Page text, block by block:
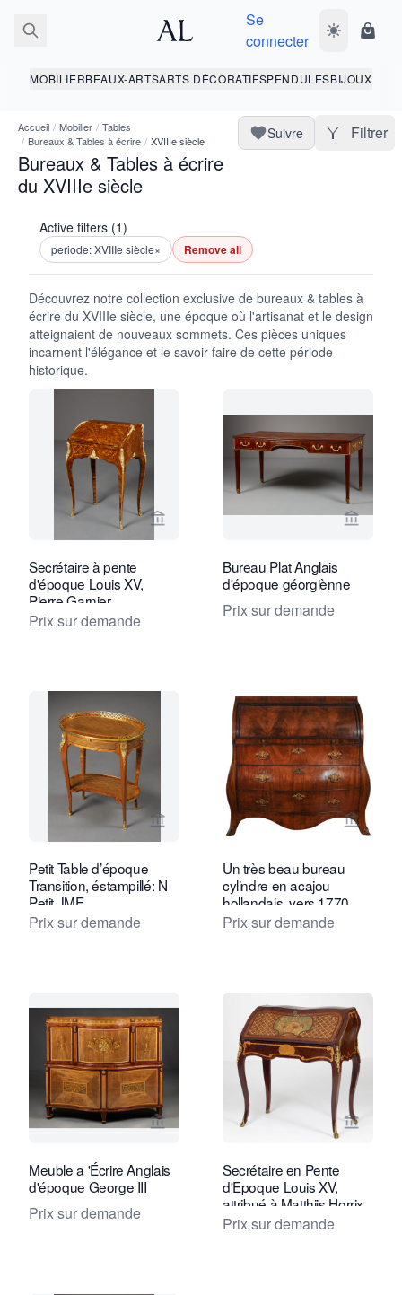
Se
connecter
Basculer le
MOBILIERBEAUX-ARTSARTS DÉCORATIFSPENDULESBIJOUX
Accueil / Mobilier / Tables
/ Bureaux & Tables à écrire / XVIIIe siècle
Bureaux & Tables à écrire
du XVIIIe siècle
Suivre Filtrer
Active filters (1)
periode: XVIIIe siècle× Remove all
Découvrez notre collection exclusive de bureaux & tables à
écrire du XVIIIe siècle, une époque où l'artisanat et le design
atteignaient de nouveaux sommets. Ces pièces uniques
incarnent l'élégance et le savoir-faire de cette période
historique.
Voir la page vendeur de Kollenburg
Secrétaire à pente
d'époque Louis XV,
Pierre Garnier
Prix sur demande
Voir la
Bureau Plat Anglais
d'époque géorgiènne
Prix sur demande
Voir la page vendeur de Kollenburg
Petit Table d’époque
Transition, éstampillé: N
Petit JME
Prix sur demande
Voir la
Un très beau bureau
cylindre en acajou
hollandais, vers 1770
Prix sur demande
Voir la page vendeur de Kollenburg
Meuble a 'Écrire Anglais
d'époque George III
Prix sur demande
Voir la
Secrétaire en Pente
d'Epoque Louis XV,
attribué à Matthijs Horrix
Prix sur demande